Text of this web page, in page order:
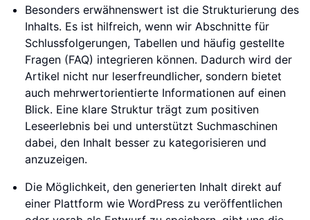
Besonders erwähnenswert ist die Strukturierung des
Inhalts. Es ist hilfreich, wenn wir Abschnitte für
Schlussfolgerungen, Tabellen und häufig gestellte
Fragen (FAQ) integrieren können. Dadurch wird der
Artikel nicht nur leserfreundlicher, sondern bietet
auch mehrwertorientierte Informationen auf einen
Blick. Eine klare Struktur trägt zum positiven
Leseerlebnis bei und unterstützt Suchmaschinen
dabei, den Inhalt besser zu kategorisieren und
anzuzeigen.
Die Möglichkeit, den generierten Inhalt direkt auf
einer Plattform wie WordPress zu veröffentlichen